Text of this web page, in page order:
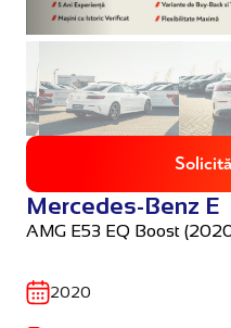
Mercedes-Benz E
AMG E53 EQ Boost
2020